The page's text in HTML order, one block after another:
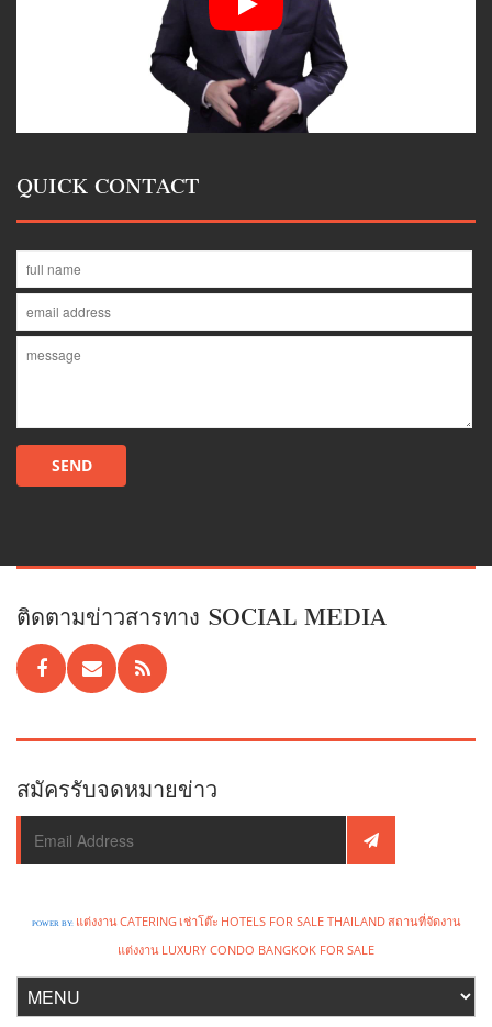
QUICK CONTACT
ติดตามข่าวสารทาง SOCIAL MEDIA
สมัครรับจดหมายข่าว
POWER BY: แต่งงานCATERING เช่าโต๊ะ HOTELS FOR SALE THAILANDสถานที่จัดงาน
แต่งงาน LUXURY CONDO BANGKOK FOR SALE